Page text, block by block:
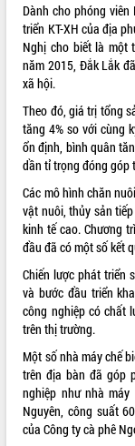
VĂN BẢN HĐND TỈNH
ĐIỂM TIN VĂN BẢN
QUY HOẠCH - KẾ HOẠCH
Dành cho phóng
triển KT-XH của địa
Nghị cho biết là một
năm 2015, Đắk Lắk
xã hội.
Theo đó, giá trị tổng
tăng 4% so với cùng
ổn định, bình quân
dần tỉ trọng đóng góp
Các mô hình chăn
vật nuôi, thủy sản
kinh tế cao. Chương
đầu đã có một số kết
Chiến lược phát triển
và bước đầu triển
công nghiệp có chất
trên thị trường.
Một số nhà máy chế
trên địa bàn đã góp
nghiệp như nhà
Nguyên, công suất
của Công ty cà phê